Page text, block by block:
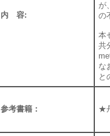
内 容:
が
の
本
共
な
と
参考書籍： ★